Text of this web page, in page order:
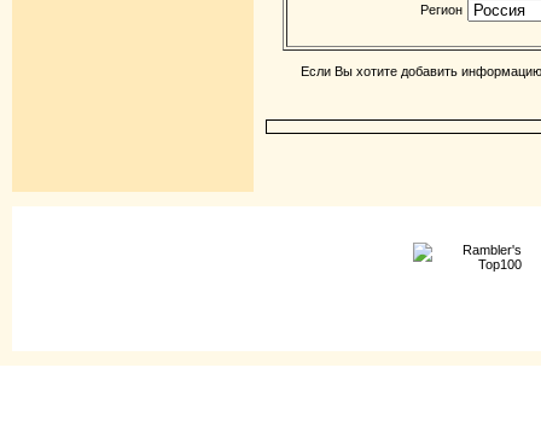
Регион
Если Вы хотите добавить